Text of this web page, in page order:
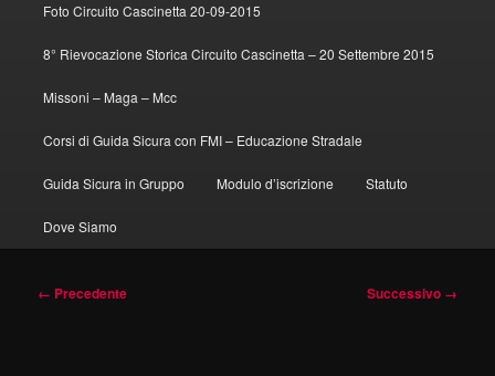
Foto Circuito Cascinetta 20-09-2015
8° Rievocazione Storica Circuito Cascinetta – 20 Settembre 2015
Missoni – Maga – Mcc
Corsi di Guida Sicura con FMI – Educazione Stradale
Guida Sicura in Gruppo Modulo d’iscrizione Statuto
Dove Siamo
Navigazione
← Precedente Successivo →